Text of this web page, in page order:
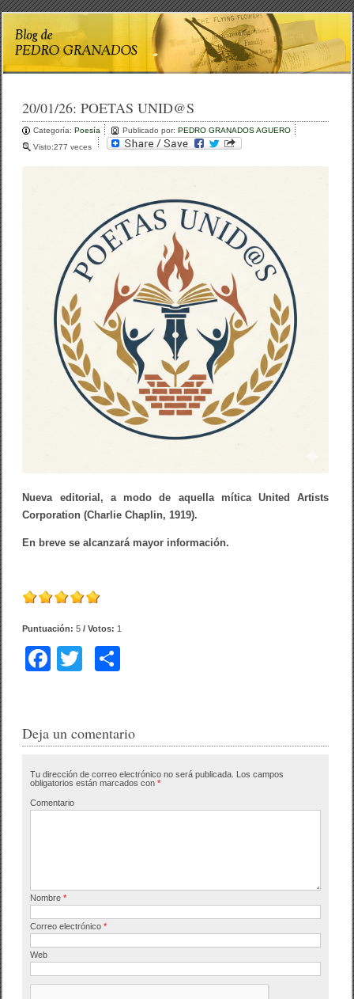
20/01/26:POETAS UNID@S
Categoría:Poesía Publicado por:PEDRO GRANADOS AGUERO
Visto:277 veces
Nueva editorial, a modo de aquella mítica United Artists
Corporation (Charlie Chaplin, 1919).
En breve se alcanzará mayor información.
Puntuación:5 / Votos: 1
F
e
o
o
er p
tir
Deja un comentario
Tu dirección de correo electrónico no será publicada. Los campos
obligatorios están marcados con*
Comentario
Nombre*
Correo electrónico*
Web